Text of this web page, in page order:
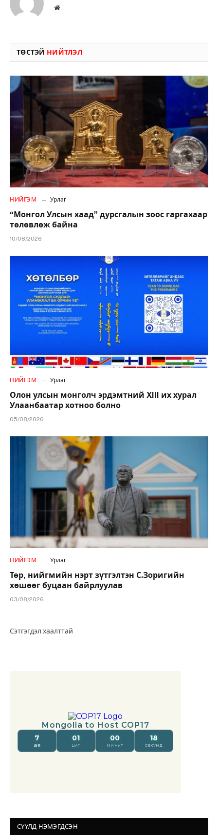
Вэбсайт
ТӨСТЭЙ НИЙТЛЭЛ
НИЙГЭМ Урлаг
“Монгол Улсын хаад” дурсгалын зоос гаргахаар
төлөвлөж байна
10/08/2026
НИЙГЭМ Урлаг
Олон улсын монголч эрдэмтний XIII их хурал
Улаанбаатар хотноо болно
05/08/2026
НИЙГЭМ Урлаг
Төр, нийгмийн нэрт зүтгэлтэн С.Зоригийн
хөшөөг буцаан байрлуулав
03/08/2026
Сэтгэгдэл хаалттай
СҮҮЛД НЭМЭГДСЭН